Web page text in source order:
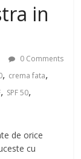
in
0 Comments
, crema fata,
, SPF 50,
de orice
cu